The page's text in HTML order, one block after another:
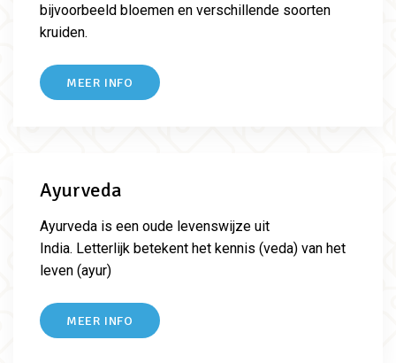
bijvoorbeeld bloemen en verschillende soorten
kruiden.
MEER INFO
Ayurveda
Ayurveda is een oude levenswijze uit
India. Letterlijk betekent het kennis (veda) van het
leven (ayur)
MEER INFO